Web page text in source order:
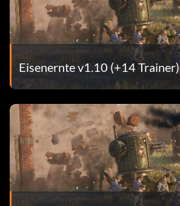
Eisenernte v1.10 (+14 Trainer)